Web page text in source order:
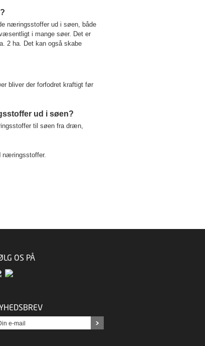
næringsstoffer ud i søen, både
i mange søer. Det er
2 ha. Det kan også skabe
bliver der forfodret kraftigt før
ud i søen?
til søen fra dræn,
næringsstoffer.
OS PÅ